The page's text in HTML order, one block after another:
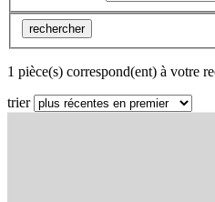
rechercher
1 pièce(s) correspond(ent) à votre
trier